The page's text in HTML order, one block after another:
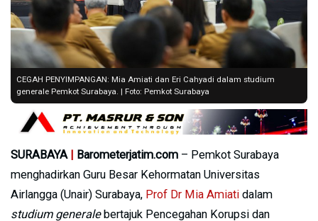
CEGAH PENYIMPANGAN: Mia Amiati dan Eri Cahyadi dalam studium
generale Pemkot Surabaya. | Foto: Pemkot Surabaya
SURABAYA | Barometerjatim.com – Pemkot Surabaya
menghadirkan Guru Besar Kehormatan Universitas
Airlangga (Unair) Surabaya, Prof Dr Mia Amiati dalam
studium generalebertajuk Pencegahan Korupsi dan